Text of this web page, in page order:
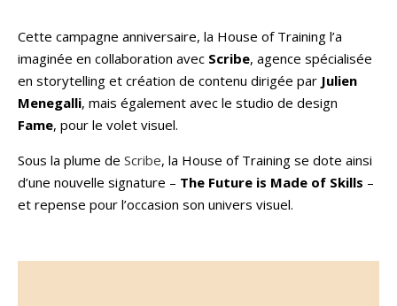
Cette campagne anniversaire, la House of Training l’a
imaginée en collaboration avec Scribe, agence spécialisée
en storytelling et création de contenu dirigée par Julien
Menegalli, mais également avec le studio de design
Fame, pour le volet visuel.
Sous la plume de Scribe, la House of Training se dote ainsi
d’une nouvelle signature – The Future is Made of Skills –
et repense pour l’occasion son univers visuel.